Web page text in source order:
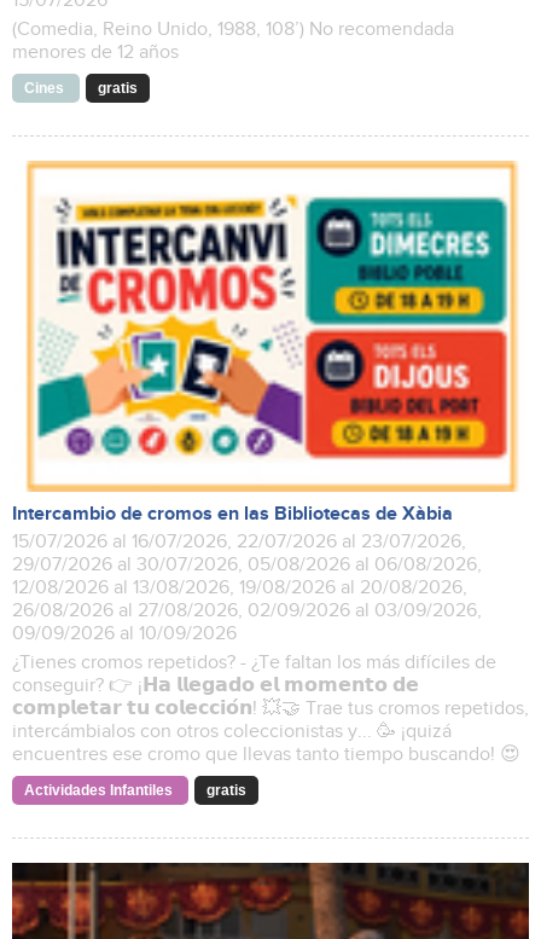
(Comedia, Reino Unido, 1988, 108’) No recomendada
menores de 12 años
Cines gratis
Intercambio de cromos en las Bibliotecas de Xàbia
15/07/2026 al 16/07/2026, 22/07/2026 al 23/07/2026,
29/07/2026 al 30/07/2026, 05/08/2026 al 06/08/2026,
12/08/2026 al 13/08/2026, 19/08/2026 al 20/08/2026,
26/08/2026 al 27/08/2026, 02/09/2026 al 03/09/2026,
09/09/2026 al 10/09/2026
¿Tienes cromos repetidos? - ¿Te faltan los más difíciles de
conseguir? 👉 ¡𝗛𝗮 𝗹𝗹𝗲𝗴𝗮𝗱𝗼 𝗲𝗹 𝗺𝗼𝗺𝗲𝗻𝘁𝗼 𝗱𝗲
𝗰𝗼𝗺𝗽𝗹𝗲𝘁𝗮𝗿 𝘁𝘂 𝗰𝗼𝗹𝗲𝗰𝗰𝗶𝗼́𝗻! 💥🤝 Trae tus cromos repetidos,
intercámbialos con otros coleccionistas y... 🥳 ¡quizá
encuentres ese cromo que llevas tanto tiempo buscando! 😍
Actividades Infantiles gratis